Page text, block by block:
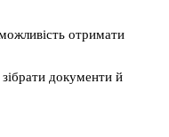
отримати
документи й